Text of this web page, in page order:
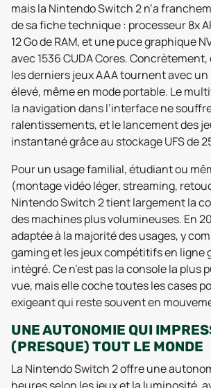
mais la Nintendo Switch 2 n’a
de sa fiche technique : processeur 8x
12 Go de RAM, et une puce graphique
avec 1536 CUDA Cores.
les derniers jeux AAA tournent avec
élevé, même en mode portable. Le
la navigation dans l’interface ne
ralentissements, et le lancement des
instantané grâce au stockage UFS de
Pour un usage familial, étudiant ou
(montage vidéo léger, streaming,
Nintendo Switch 2 tient largement la
des machines plus volumineuses. En
adaptée à la majorité des usages, y
gaming et les jeux compétitifs en ligne
intégré. Ce n’est pas la console la plus
vue, mais elle coche toutes les cases
exigeant qui reste souvent en
UNE AUTONOMIE QUI
(PRESQUE) TOUT LE MONDE
La Nintendo Switch 2 offre une